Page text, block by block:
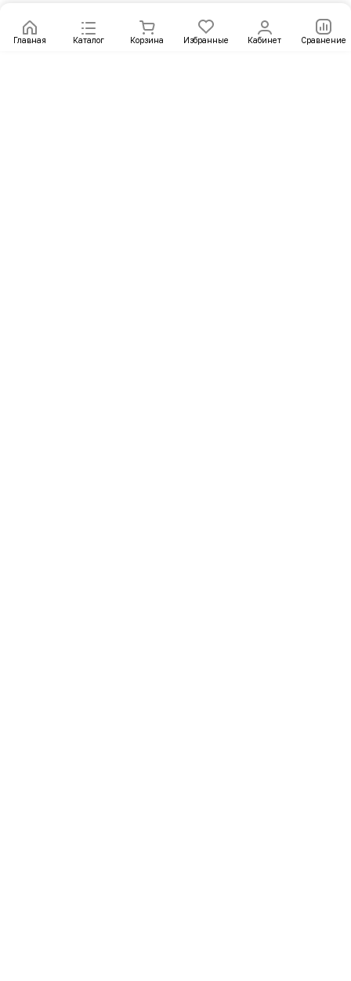
Главная Каталог Корзина Избранные Кабинет Сравнение